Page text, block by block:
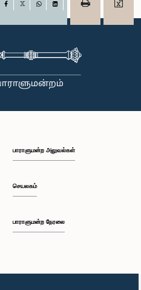
Facebook
பாராளுமன்ற அலுவல்கள்
செயலகம்
பாராளுமன்ற நேரலை